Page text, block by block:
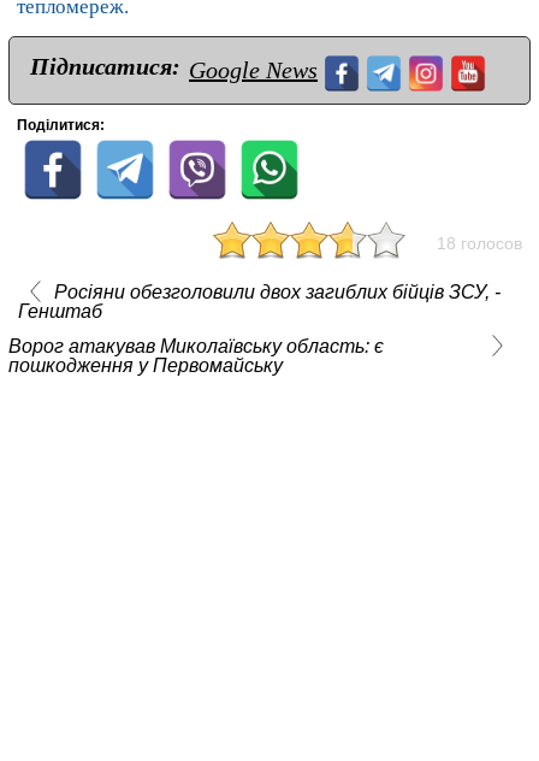
тепломереж.
Підписатися: Google News
Поділитися:
18 голосов
Росіяни обезголовили двох загиблих бійців ЗСУ, -
Генштаб
Ворог атакував Миколаївську область: є
пошкодження у Первомайську